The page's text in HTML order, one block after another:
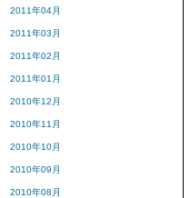
2011年04月
2011年03月
2011年02月
2011年01月
2010年12月
2010年11月
2010年10月
2010年09月
2010年08月